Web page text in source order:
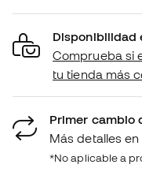
Disponibilidad
Comprueba si
tu tienda más
Primer cambio
Más detalles
*No aplicable a